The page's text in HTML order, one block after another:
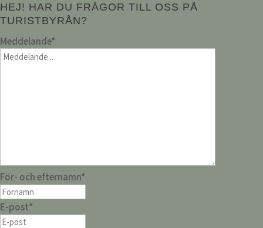
HEJ! HAR DU FRÅGOR TILL OSS PÅ
TURISTBYRÅN?
Meddelande*
För- och efternamn*
E-post*